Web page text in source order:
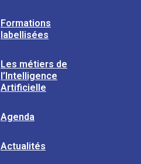
Formations
labellisées
Les métiers de
l’Intelligence
Artificielle
Agenda
Actualités